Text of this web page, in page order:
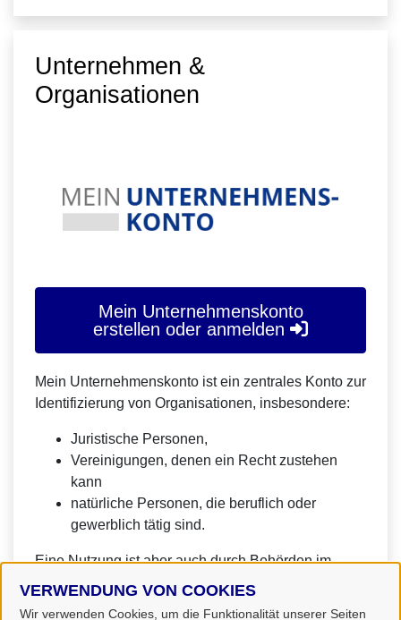
VERWENDUNG VON COOKIES
Wir verwenden Cookies, um die Funktionalität unserer Seiten
Unternehmen &
Organisationen
Mein Unternehmenskonto
erstellen oder anmelden
Mein Unternehmenskonto ist ein zentrales Konto zur
Identifizierung von Organisationen, insbesondere:
Juristische Personen,
Vereinigungen, denen ein Recht zustehen
kann
natürliche Personen, die beruflich oder
gewerblich tätig sind.
Eine Nutzung ist aber auch durch Behörden im
Sinne von § 1 Abs. 4 Verwaltungsverfahrensgesetz